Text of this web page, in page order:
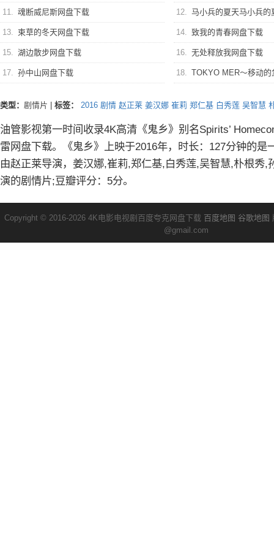
11. 魂断威尼斯网盘下载 12. 马小兵的夏天马小兵的
13. 束草的冬天网盘下载 14. 致我的青春网盘下载
15. 湖边散步网盘下载 16. 无处释放我网盘下载
17. 孙中山网盘下载 18. TOKYO MER～移动的急救室～
类型： 剧情片 标签： 2016 剧情 赵正莱 姜汉娜 崔莉 郑仁基 白秀莲 吴智慧
油管影视第一时间收录4K高清《鬼乡》别名Spirits’
雷网盘下载。《鬼乡》上映于2016年，时长：127分钟的是
由赵正莱导演，姜汉娜,崔莉,郑仁基,白秀莲,吴智慧,朴根秀,
演的剧情片;豆瓣评分：5分。
Copyright © 2016-2026 4K电影电视剧百度夸克网盘下载 百度地图 谷歌地图
@gmail.com